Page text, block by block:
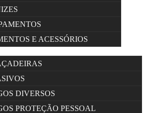
E ACESSÓRIOS
DIVERSOS
PROTEÇÃO PESSOAL